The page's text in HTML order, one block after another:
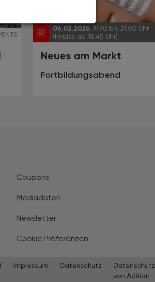
06.02.2025 , 19.30 bis 21.00 Uhr
(Imbiss ab 18.45 Uhr)
Neues am Markt
Fortbildungsabend
Coupons
Mediadaten
Newsletter
Cookie Präferenzen
Impressum Datenschutz
von Adition